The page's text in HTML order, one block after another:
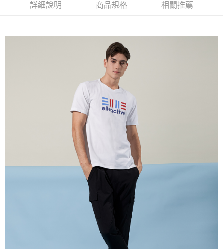
每筆NT$60，滿NT$1,500(含以上)免運費
每筆NT$60，滿NT$1,500(含以上)免運費
每筆NT$60，滿NT$1,500(含以上)免運費
每筆NT$90，滿NT$1,500(含以上)免運費
每筆NT$225，滿NT$1,500(含以上)免運費
詳細說明 商品規格 相關推薦